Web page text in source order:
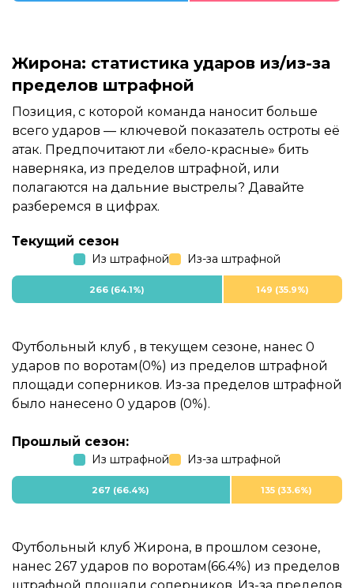
Жирона: статистика ударов из/из-за
пределов штрафной
Позиция, с которой команда наносит больше
всего ударов — ключевой показатель остроты её
атак. Предпочитают ли «бело-красные» бить
наверняка, из пределов штрафной, или
полагаются на дальние выстрелы? Давайте
разберемся в цифрах.
Текущий сезон
Из штрафной Из-за штрафной
266 (64.1%) 149 (35.9%)
Футбольный клуб , в текущем сезоне, нанес 0
ударов по воротам(0%) из пределов штрафной
площади соперников. Из-за пределов штрафной
было нанесено 0 ударов (0%).
Прошлый сезон:
Из штрафной Из-за штрафной
267 (66.4%) 135 (33.6%)
Футбольный клуб Жирона, в прошлом сезоне,
нанес 267 ударов по воротам(66.4%) из пределов